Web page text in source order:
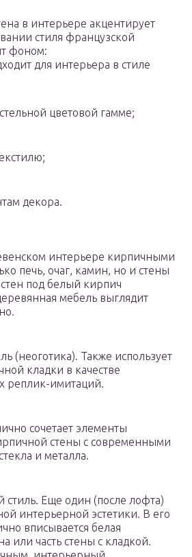
в интерьере акцентирует
стиля французской
фоном:
для интерьера в стиле
цветовой гамме;
декора.
интерьере кирпичными
печь, очаг, камин, но и стены
под белый кирпич
мебель выглядит
(неоготика). Также использует
кладки в качестве
реплик-имитаций.
сочетает элементы
стены с современными
и металла.
стиль. Еще один (после лофта)
интерьерной эстетики. В его
вписывается белая
или часть стены с кладкой.